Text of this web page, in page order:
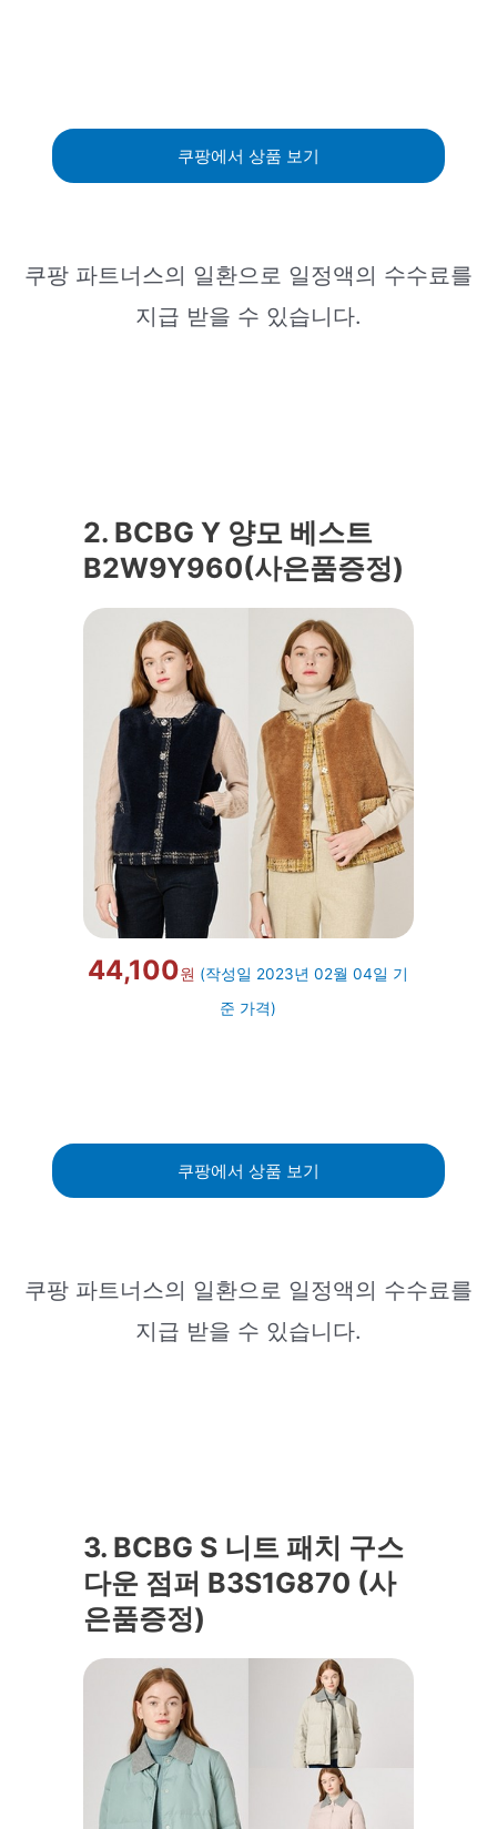
쿠팡에서 상품 보기
쿠팡 파트너스의 일환으로 일정액의 수수료를
지급 받을 수 있습니다.
2. BCBG Y 양모 베스트
B2W9Y960(사은품증정)
44,100원 (작성일 2023년 02월 04일 기
준 가격)
쿠팡에서 상품 보기
쿠팡 파트너스의 일환으로 일정액의 수수료를
지급 받을 수 있습니다.
3. BCBG S 니트 패치 구스
다운 점퍼 B3S1G870 (사
은품증정)